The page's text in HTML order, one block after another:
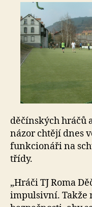
děčínských hráčů
názor chtějí dnes
funkcionáři na
třídy.
„Hráči TJ Roma
impulsivní. Takže